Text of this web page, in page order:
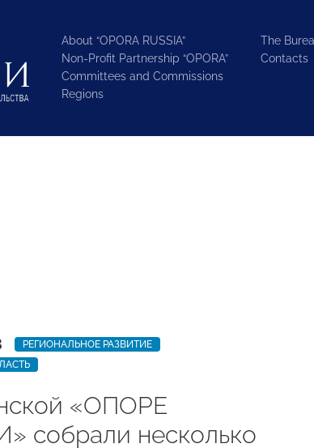
About “OPORA RUSSIA”
Non-Profit Partnership “OPORA”
Committees and Commissions
Regions
The
Contacts
РЕГИОНАЛЬНОЕ РАЗВИТИЕ
«ОПОРЕ
собрали несколько